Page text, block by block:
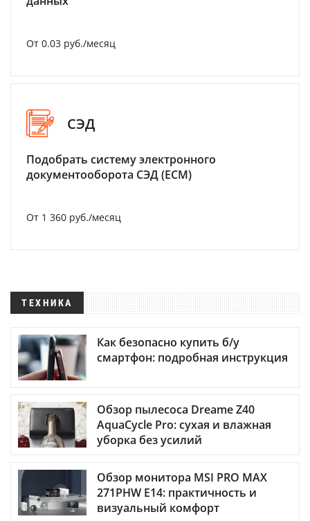
От 0.03 руб./месяц
СЭД
Подобрать систему электронного
документооборота СЭД (ECM)
От 1 360 руб./месяц
ТЕХНИКА
Как безопасно купить б/у
смартфон: подробная инструкция
Обзор пылесоса Dreame Z40
AquaCycle Pro: сухая и влажная
уборка без усилий
Обзор монитора MSI PRO MAX
271PHW E14: практичность и
визуальный комфорт